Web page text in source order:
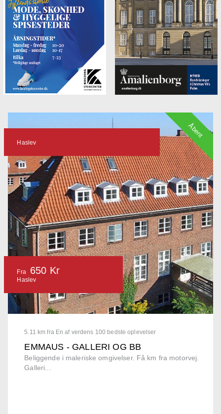
5.11 km fra En af verdens 100 bedste oplevelser
EMMAUS - GALLERI OG BB
Beliggende i maleriske omgivelser. Få km fra motorvej.
Galleri...
Haslev
Fra 650 Kr
Haslev
Åbent